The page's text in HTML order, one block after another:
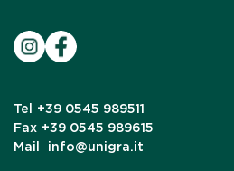
Tel
+39 0545 989511
Fax +39 0545 989615
Mail
info@unigra.it